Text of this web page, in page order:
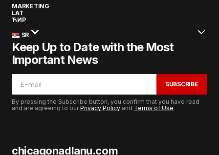
MARKETING
LAT
ЋИР
SR
Keep Up to Date with the Most
Important News
SUBSCRIBE
By pressing the Subscribe button, you confirm that you have read
and are agreeing to ourPrivacy Policy and Terms of Use
chicagonadlanu.com